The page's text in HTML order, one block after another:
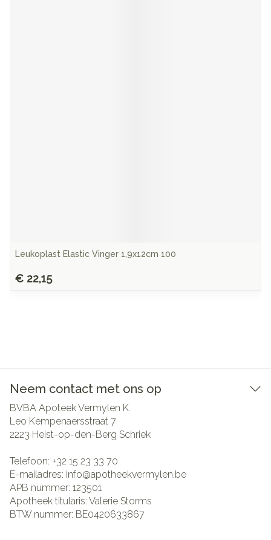
Leukoplast Elastic Vinger 1,9x12cm 100
€ 22,15
Neem contact met ons op
BVBA Apoteek Vermylen K.
Leo Kempenaersstraat 7
2223 Heist-op-den-Berg Schriek
Telefoon: +32 15 23 33 70
E-mailadres: info@apotheekvermylen.be
APB nummer: 123501
Apotheek titularis: Valerie Storms
BTW nummer: BE0420633867